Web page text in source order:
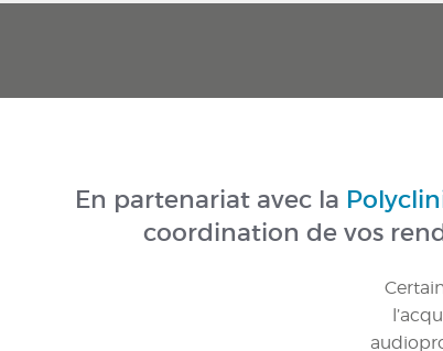
En partenariat avec la
coordination de vos